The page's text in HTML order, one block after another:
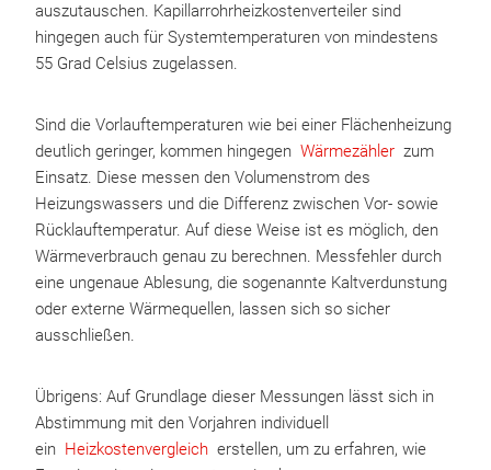
auszutauschen. Kapillarrohrheizkostenverteiler sind
hingegen auch für Systemtemperaturen von mindestens
55 Grad Celsius zugelassen.
Sind die Vorlauftemperaturen wie bei einer Flächenheizung
deutlich geringer, kommen hingegen Wärmezähler zum
Einsatz. Diese messen den Volumenstrom des
Heizungswassers und die Differenz zwischen Vor- sowie
Rücklauftemperatur. Auf diese Weise ist es möglich, den
Wärmeverbrauch genau zu berechnen. Messfehler durch
eine ungenaue Ablesung, die sogenannte Kaltverdunstung
oder externe Wärmequellen, lassen sich so sicher
ausschließen.
Übrigens: Auf Grundlage dieser Messungen lässt sich in
Abstimmung mit den Vorjahren individuell
ein Heizkostenvergleich erstellen, um zu erfahren, wie